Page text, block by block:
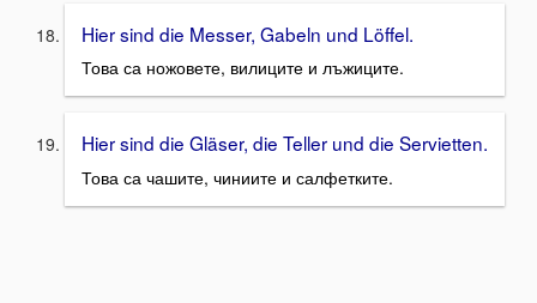
Hier sind die Messer, Gabeln und Löffel.
Това са ножовете, вилиците и лъжиците.
Hier sind die Gläser, die Teller und die Servietten.
Това са чашите, чиниите и салфетките.